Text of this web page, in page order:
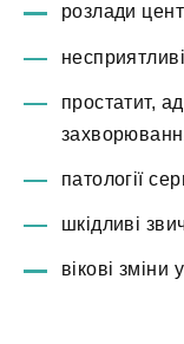
розлади
простатит,
патології
шкідливі
вікові зміни